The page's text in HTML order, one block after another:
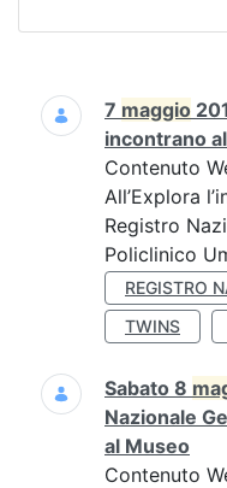
Ricerca
7 maggio
incontrano
Contenuto
All’Explora
Registro
Policlinico
REGISTRO
TWINS
Sabato 8
Nazionale
al Museo
Contenuto